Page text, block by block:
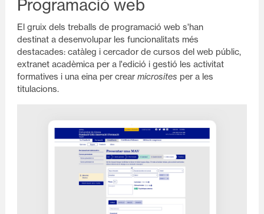
Programació web
El gruix dels treballs de programació web s'han
destinat a desenvolupar les funcionalitats més
destacades: catàleg i cercador de cursos del web públic,
extranet acadèmica per a l'edició i gestió les activitat
formatives i una eina per crear microsites per a les
titulacions.